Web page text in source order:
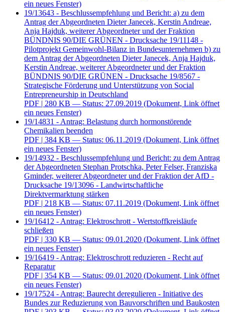
ein neues Fenster)
19/13643 - Beschlussempfehlung und Bericht: a) zu dem
Antrag der Abgeordneten Dieter Janecek, Kerstin Andreae,
Anja Hajduk, weiterer Abgeordneter und der Fraktion
BÜNDNIS 90/DIE GRÜNEN - Drucksache 19/11148 -
Pilotprojekt Gemeinwohl-Bilanz in Bundesunternehmen b) zu
dem Antrag der Abgeordneten Dieter Janecek, Anja Hajduk,
Kerstin Andreae, weiterer Abgeordneter und der Fraktion
BÜNDNIS 90/DIE GRÜNEN - Drucksache 19/8567 -
Strategische Förderung und Unterstützung von Social
Entrepreneurship in Deutschland
PDF | 280 KB — Status: 27.09.2019 (Dokument, Link öffnet
ein neues Fenster)
19/14831 - Antrag: Belastung durch hormonstörende
Chemikalien beenden
PDF | 384 KB — Status: 06.11.2019 (Dokument, Link öffnet
ein neues Fenster)
19/14932 - Beschlussempfehlung und Bericht: zu dem Antrag
der Abgeordneten Stephan Protschka, Peter Felser, Franziska
Gminder, weiterer Abgeordneter und der Fraktion der AfD -
Drucksache 19/13096 - Landwirtschaftliche
Direktvermarktung stärken
PDF | 218 KB — Status: 07.11.2019 (Dokument, Link öffnet
ein neues Fenster)
19/16412 - Antrag: Elektroschrott - Wertstoffkreisläufe
schließen
PDF | 330 KB — Status: 09.01.2020 (Dokument, Link öffnet
ein neues Fenster)
19/16419 - Antrag: Elektroschrott reduzieren - Recht auf
Reparatur
PDF | 354 KB — Status: 09.01.2020 (Dokument, Link öffnet
ein neues Fenster)
19/17524 - Antrag: Baurecht deregulieren - Initiative des
Bundes zur Reduzierung von Bauvorschriften und Baukosten